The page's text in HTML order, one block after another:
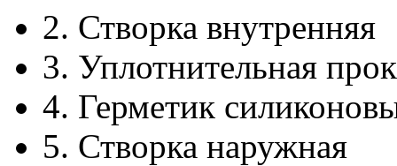
2. Створка внутренняя
3. Уплотнительная
4. Герметик
5. Створка наружная